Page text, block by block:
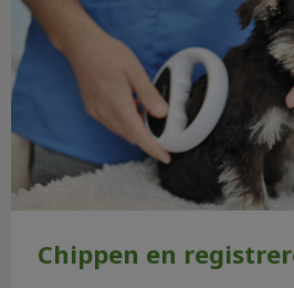
Chippen en